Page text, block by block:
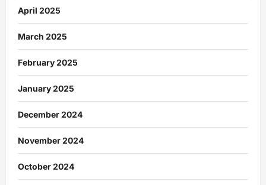
April 2025
March 2025
February 2025
January 2025
December 2024
November 2024
October 2024